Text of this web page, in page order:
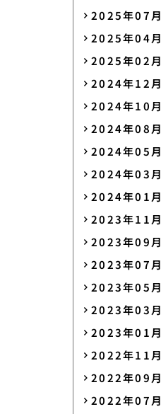
2025年07月
2025年04月
2025年02月
2024年12月
2024年10月
2024年08月
2024年05月
2024年03月
2024年01月
2023年11月
2023年09月
2023年07月
2023年05月
2023年03月
2023年01月
2022年11月
2022年09月
2022年07月